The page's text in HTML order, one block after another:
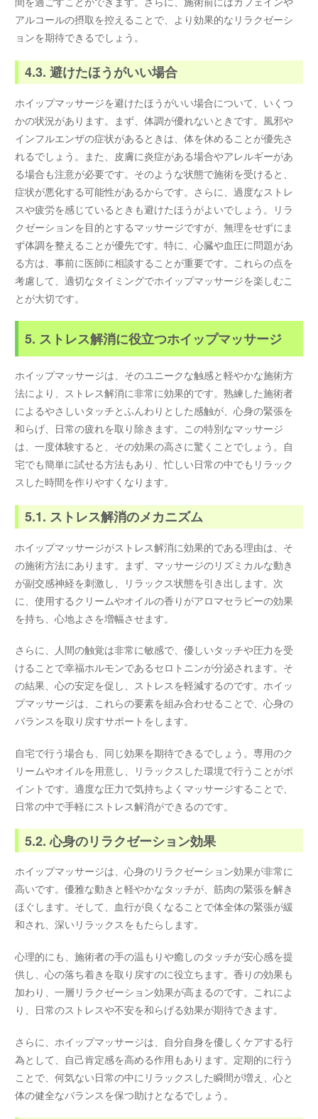
アルコールの摂取を控えることで、より効果的なリラクゼーシ
ョンを期待できるでしょう。
4.3. 避けたほうがいい場合
ホイップマッサージを避けたほうがいい場合について、いくつ
かの状況があります。まず、体調が優れないときです。風邪や
インフルエンザの症状があるときは、体を休めることが優先さ
れるでしょう。また、皮膚に炎症がある場合やアレルギーがあ
る場合も注意が必要です。そのような状態で施術を受けると、
症状が悪化する可能性があるからです。さらに、過度なストレ
スや疲労を感じているときも避けたほうがよいでしょう。リラ
クゼーションを目的とするマッサージですが、無理をせずにま
ず体調を整えることが優先です。特に、心臓や血圧に問題があ
る方は、事前に医師に相談することが重要です。これらの点を
考慮して、適切なタイミングでホイップマッサージを楽しむこ
とが大切です。
5. ストレス解消に役立つホイップマッサージ
ホイップマッサージは、そのユニークな触感と軽やかな施術方
法により、ストレス解消に非常に効果的です。熟練した施術者
によるやさしいタッチとふんわりとした感触が、心身の緊張を
和らげ、日常の疲れを取り除きます。この特別なマッサージ
は、一度体験すると、その効果の高さに驚くことでしょう。自
宅でも簡単に試せる方法もあり、忙しい日常の中でもリラック
スした時間を作りやすくなります。
5.1. ストレス解消のメカニズム
ホイップマッサージがストレス解消に効果的である理由は、そ
の施術方法にあります。まず、マッサージのリズミカルな動き
が副交感神経を刺激し、リラックス状態を引き出します。次
に、使用するクリームやオイルの香りがアロマセラピーの効果
を持ち、心地よさを増幅させます。
さらに、人間の触覚は非常に敏感で、優しいタッチや圧力を受
けることで幸福ホルモンであるセロトニンが分泌されます。そ
の結果、心の安定を促し、ストレスを軽減するのです。ホイッ
プマッサージは、これらの要素を組み合わせることで、心身の
バランスを取り戻すサポートをします。
自宅で行う場合も、同じ効果を期待できるでしょう。専用のク
リームやオイルを用意し、リラックスした環境で行うことがポ
イントです。適度な圧力で気持ちよくマッサージすることで、
日常の中で手軽にストレス解消ができるのです。
5.2. 心身のリラクゼーション効果
ホイップマッサージは、心身のリラクゼーション効果が非常に
高いです。優雅な動きと軽やかなタッチが、筋肉の緊張を解き
ほぐします。そして、血行が良くなることで体全体の緊張が緩
和され、深いリラックスをもたらします。
心理的にも、施術者の手の温もりや癒しのタッチが安心感を提
供し、心の落ち着きを取り戻すのに役立ちます。香りの効果も
加わり、一層リラクゼーション効果が高まるのです。これによ
り、日常のストレスや不安を和らげる効果が期待できます。
さらに、ホイップマッサージは、自分自身を優しくケアする行
為として、自己肯定感を高める作用もあります。定期的に行う
ことで、何気ない日常の中にリラックスした瞬間が増え、心と
体の健全なバランスを保つ助けとなるでしょう。